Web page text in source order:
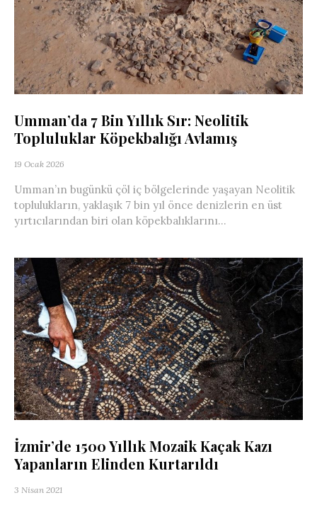
Umman’da 7 Bin Yıllık Sır: Neolitik
Topluluklar Köpekbalığı Avlamış
19 Ocak 2026
Umman’ın bugünkü çöl iç bölgelerinde yaşayan Neolitik
toplulukların, yaklaşık 7 bin yıl önce denizlerin en üst
yırtıcılarından biri olan köpekbalıklarını...
İzmir’de 1500 Yıllık Mozaik Kaçak Kazı
Yapanların Elinden Kurtarıldı
3 Nisan 2021